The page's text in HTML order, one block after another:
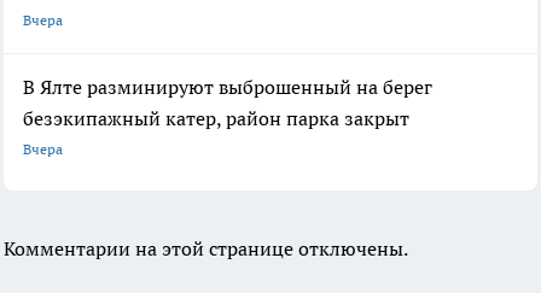
Вчера
В Ялте разминируют выброшенный на берег
безэкипажный катер, район парка закрыт
Вчера
Комментарии на этой странице отключены.